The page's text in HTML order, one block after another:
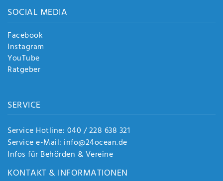
SOCIAL MEDIA
Facebook
Instagram
YouTube
Ratgeber
SERVICE
Service Hotline: 040 / 228 638 321
Service e-Mail: info@24ocean.de
Infos für Behörden & Vereine
KONTAKT & INFORMATIONEN